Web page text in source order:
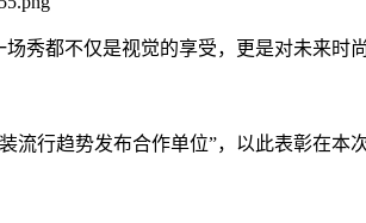
都不仅是视觉的享受，更是对未来时尚
行趋势发布合作单位”，以此表彰在本